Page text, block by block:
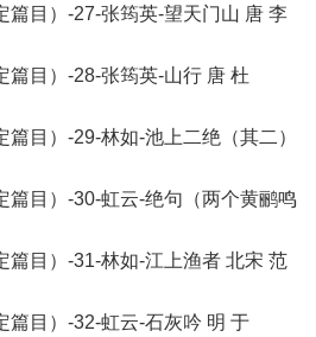
篇目）-27-张筠英-望天门山 唐 李
篇目）-28-张筠英-山行 唐 杜
目）-29-林如-池上二绝（其二）
篇目）-30-虹云-绝句（两个黄鹂鸣
篇目）-31-林如-江上渔者 北宋 范
篇目）-32-虹云-石灰吟 明 于